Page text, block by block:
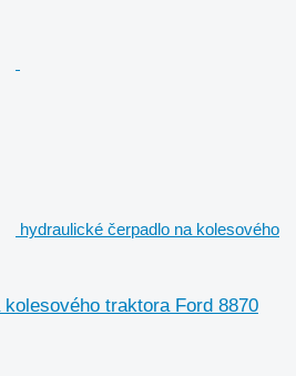
hydraulické čerpadlo na kolesového
traktora Ford 8870